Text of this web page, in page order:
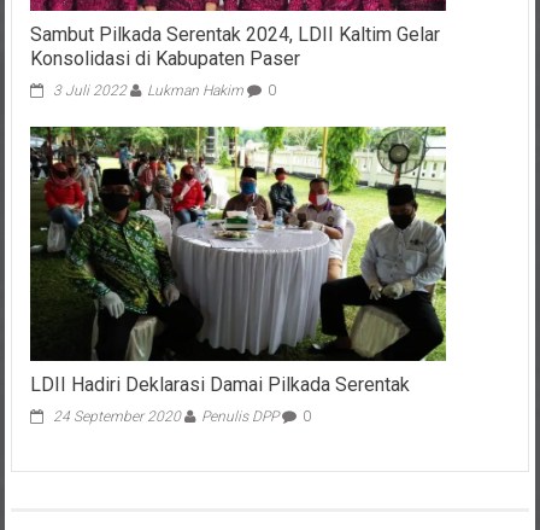
Sambut Pilkada Serentak 2024, LDII Kaltim Gelar
Konsolidasi di Kabupaten Paser
3 Juli 2022 Lukman Hakim 0
LDII Hadiri Deklarasi Damai Pilkada Serentak
24 September 2020 Penulis DPP 0